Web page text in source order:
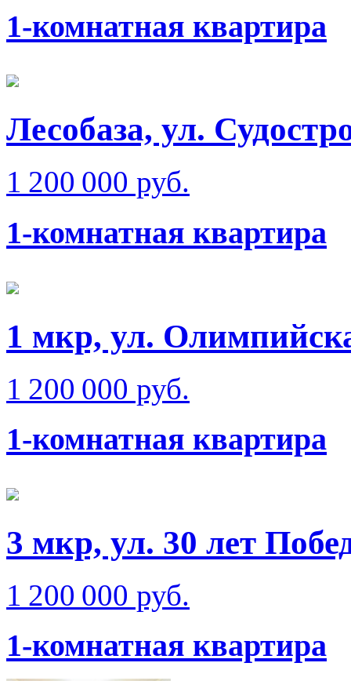
1-комнатная квартира
Лесобаза, ул.
1 200 000 руб.
1-комнатная квартира
1 мкр, ул.
1 200 000 руб.
1-комнатная квартира
3 мкр, ул. 30 лет
1 200 000 руб.
1-комнатная квартира